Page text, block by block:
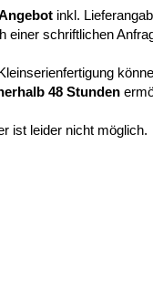
inkl.
einer schriftlichen
48 Stunden
ist leider nicht möglich.